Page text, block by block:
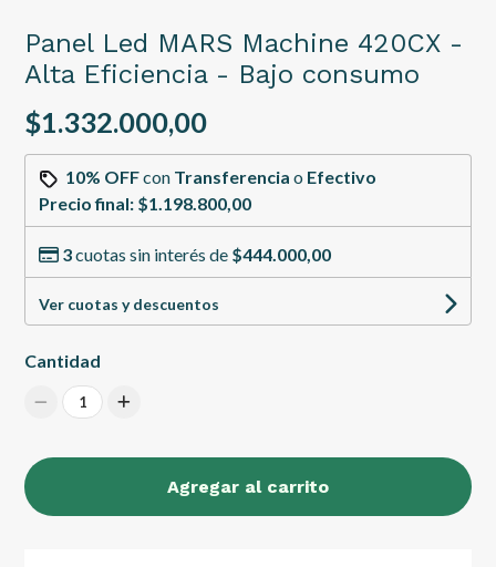
Panel Led MARS Machine 420CX -
Alta Eficiencia - Bajo consumo
$1.332.000,00
10% OFFcon Transferencia o Efectivo
Precio final: $1.198.800,00
3cuotas sin interés de $444.000,00
Ver cuotas y descuentos
Cantidad
1
Agregar al carrito